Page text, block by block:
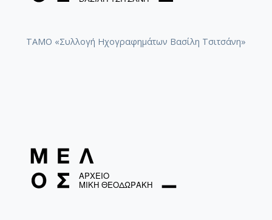
ΤΑΜΟ «Συλλογή Ηχογραφημάτων Βασίλη Τσιτσάνη»